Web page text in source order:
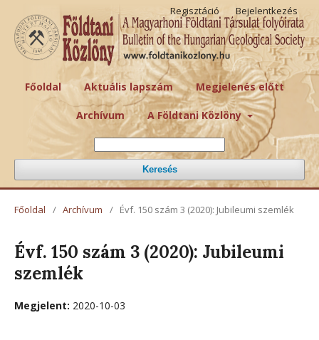
Főoldal Aktuális lapszám Megjelenés előtt
Archívum A Földtani Közlöny
Keresés
Regisztáció Bejelentkezés
Főoldal / Archívum / Évf. 150 szám 3 (2020): Jubileumi szemlék
Évf. 150 szám 3 (2020): Jubileumi
szemlék
Megjelent: 2020-10-03